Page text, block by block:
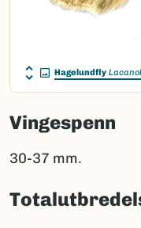
Hagelundfly
Vingespenn
30-37 mm.